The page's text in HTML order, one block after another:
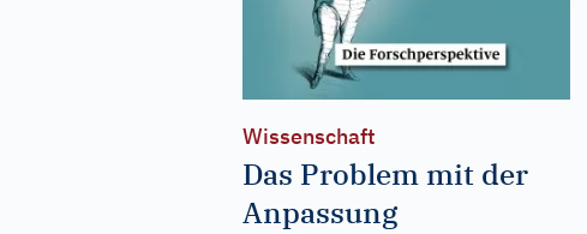
Wissenschaft
Das Problem mit der
Anpassung